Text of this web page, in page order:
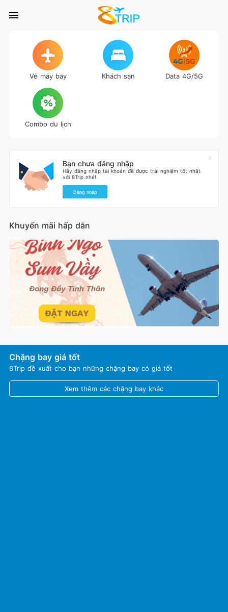
Vé máy bay Khách sạn Data 4G/5G
Combo du lịch
Bạn chưa đăng nhập
Hãy đăng nhập tài khoản để được trải nghiệm tốt nhất
với 8Trip nhé!
Đăng nhập
Khuyến mãi hấp dẫn
Chặng bay giá tốt
8Trip đề xuất cho bạn những chặng bay có giá tốt
Xem thêm các chặng bay khác